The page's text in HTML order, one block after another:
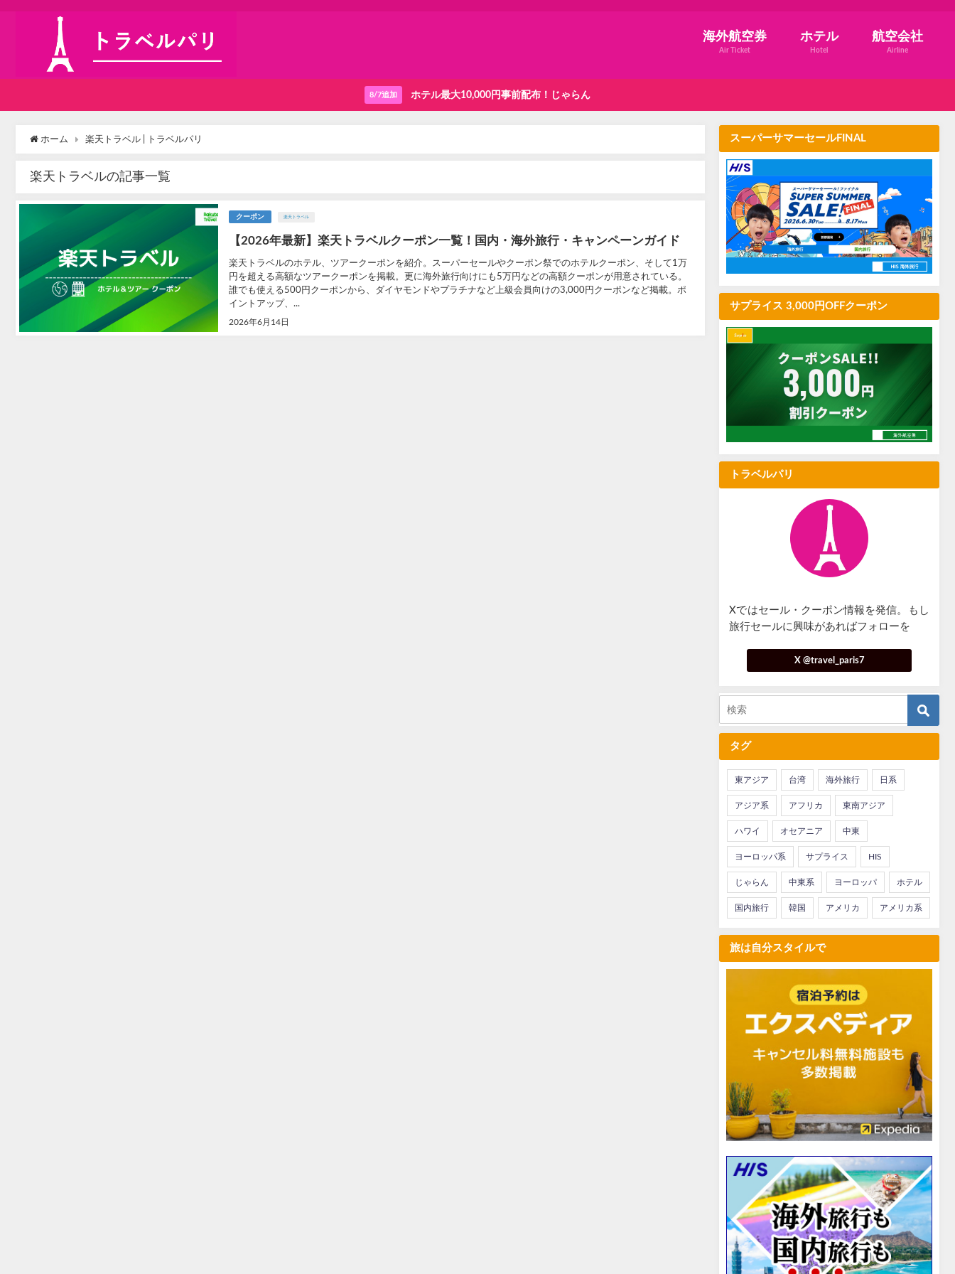
海外航空券
Air Ticket
ホテル
Hotel
航空会社
Airline
8/7追加 ホテル最大10,000円事前配布！じゃらん
ホーム 楽天トラベル | トラベルパリ
楽天トラベルの記事一覧
クーポン 楽天トラベル
【2026年最新】楽天トラベルクーポン一覧！国内・海外旅行・キャンペーンガイド
2026年6月14日
楽天トラベルのホテル、ツアークーポンを紹介。スーパーセールやクーポン祭でのホテルクーポン、そして1万
円を超える高額なツアークーポンを掲載。更に海外旅行向けにも5万円などの高額クーポンが用意されている。
誰でも使える500円クーポンから、ダイヤモンドやプラチナなど上級会員向けの3,000円クーポンなど掲載。ポ
イントアップ、...
スーパーサマーセールFINAL
サプライス 3,000円OFFクーポン
トラベルパリ
Xではセール・クーポン情報を発信。もし
旅行セールに興味があればフォローを
X @travel_paris7
タグ
東アジア 台湾 海外旅行 日系
アジア系 アフリカ 東南アジア
ハワイ オセアニア 中東
ヨーロッパ系 サプライス HIS
じゃらん 中東系 ヨーロッパ ホテル
国内旅行 韓国 アメリカ アメリカ系
旅は自分スタイルで